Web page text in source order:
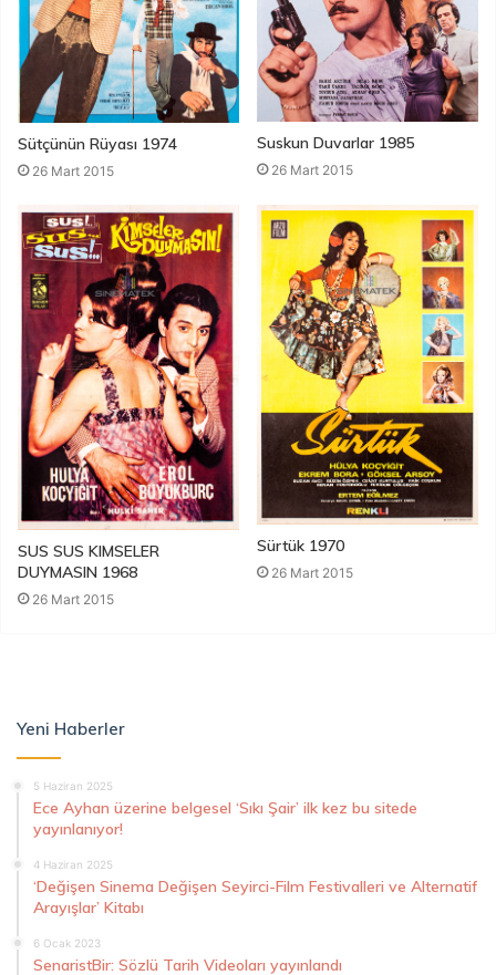
Sütçünün Rüyası 1974
26 Mart 2015
Suskun Duvarlar 1985
26 Mart 2015
SUS SUS KIMSELER
DUYMASIN 1968
26 Mart 2015
Sürtük 1970
26 Mart 2015
Yeni Haberler
5 Haziran 2025
Ece Ayhan üzerine belgesel ‘Sıkı Şair’ ilk kez bu sitede
yayınlanıyor!
4 Haziran 2025
‘Değişen Sinema Değişen Seyirci-Film Festivalleri ve Alternatif
Arayışlar’ Kitabı
6 Ocak 2023
SenaristBir: Sözlü Tarih Videoları yayınlandı